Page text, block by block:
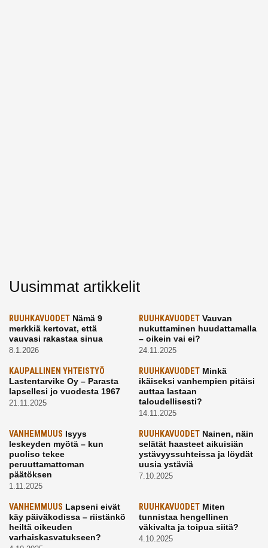
Uusimmat artikkelit
RUUHKAVUODET Nämä 9
merkkiä kertovat, että
vauvasi rakastaa sinua
8.1.2026
RUUHKAVUODETVauvan
nukuttaminen huudattamalla
– oikein vai ei?
24.11.2025
KAUPALLINEN YHTEISTYÖ
Lastentarvike Oy – Parasta
lapsellesi jo vuodesta 1967
21.11.2025
RUUHKAVUODETMinkä
ikäiseksi vanhempien pitäisi
auttaa lastaan
taloudellisesti?
14.11.2025
VANHEMMUUS Isyys
leskeyden myötä – kun
puoliso tekee
peruuttamattoman
päätöksen
1.11.2025
RUUHKAVUODETNainen, näin
selätät haasteet aikuisiän
ystävyyssuhteissa ja löydät
uusia ystäviä
7.10.2025
VANHEMMUUS Lapseni eivät
käy päiväkodissa – riistänkö
heiltä oikeuden
varhaiskasvatukseen?
RUUHKAVUODETMiten
tunnistaa hengellinen
väkivalta ja toipua siitä?
4.10.2025